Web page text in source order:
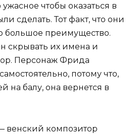
чтобы оказаться в
сделать. Тот факт, что они
большое преимущество.
скрывать их имена и
Персонаж Фрида
потому что,
на балу, она вернется в
венский композитор